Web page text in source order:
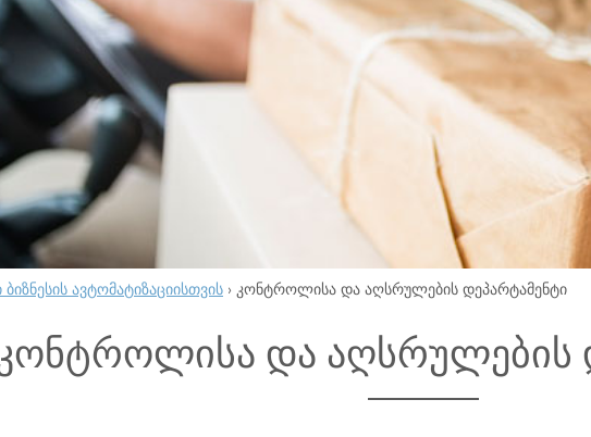
ავტომატიზაციისთვის › კონტროლისა და აღსრულების დეპარტამენტი
და აღსრულების